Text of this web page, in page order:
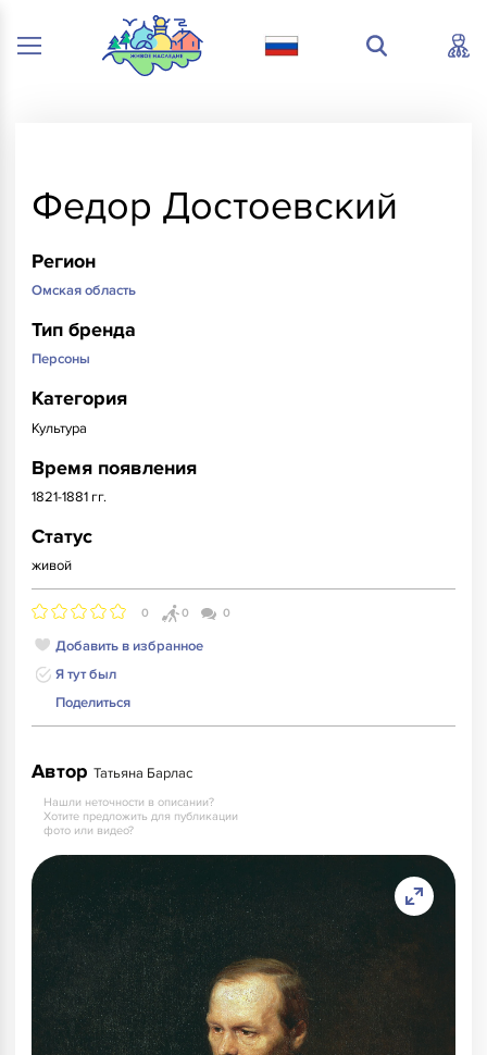
Федор Достоевский
Регион
Омская область
Тип бренда
Персоны
Категория
Культура
Время появления
1821-1881 гг.
Статус
живой
0 0 0
Добавить в избранное
Я тут был
Поделиться
Автор Татьяна Барлас
Нашли неточности в описании?
Хотите предложить для публикации
фото или видео?